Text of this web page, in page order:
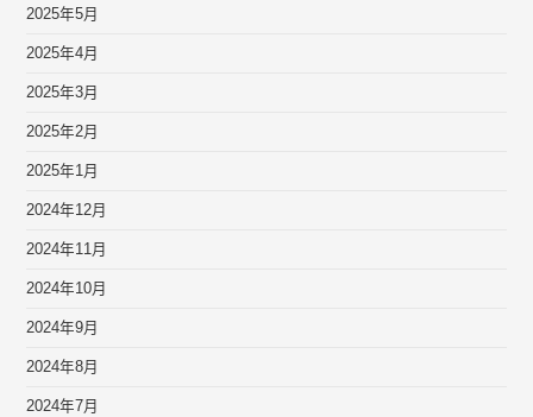
2025年5月
2025年4月
2025年3月
2025年2月
2025年1月
2024年12月
2024年11月
2024年10月
2024年9月
2024年8月
2024年7月